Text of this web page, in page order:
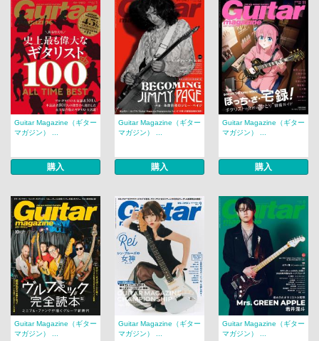
Guitar Magazine（ギター
マガジン） ...
購入
Guitar Magazine（ギター
マガジン） ...
購入
Guitar Magazine（ギター
マガジン） ...
購入
Guitar Magazine（ギター
マガジン） ...
Guitar Magazine（ギター
マガジン） ...
Guitar Magazine（ギター
マガジン） ...